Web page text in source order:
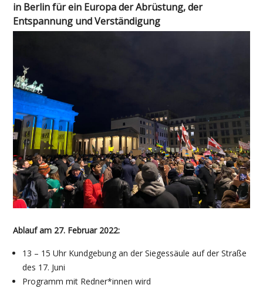
in Berlin für ein Europa der Abrüstung, der
Entspannung und Verständigung
Ablauf am 27. Februar 2022:
13 – 15 Uhr Kundgebung an der Siegessäule auf der Straße
des 17. Juni
Programm mit Redner*innen wird